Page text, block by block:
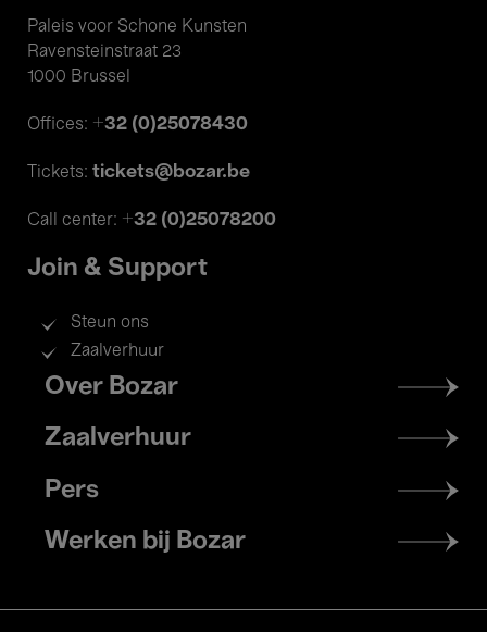
Paleis voor Schone Kunsten
Ravensteinstraat 23
1000 Brussel
Offices: +32 (0)25078430
Tickets: tickets@bozar.be
Call center: +32 (0)25078200
Join & Support
Steun ons
Zaalverhuur
Footer
menu
Over Bozar
Zaalverhuur
Pers
Werken bij Bozar